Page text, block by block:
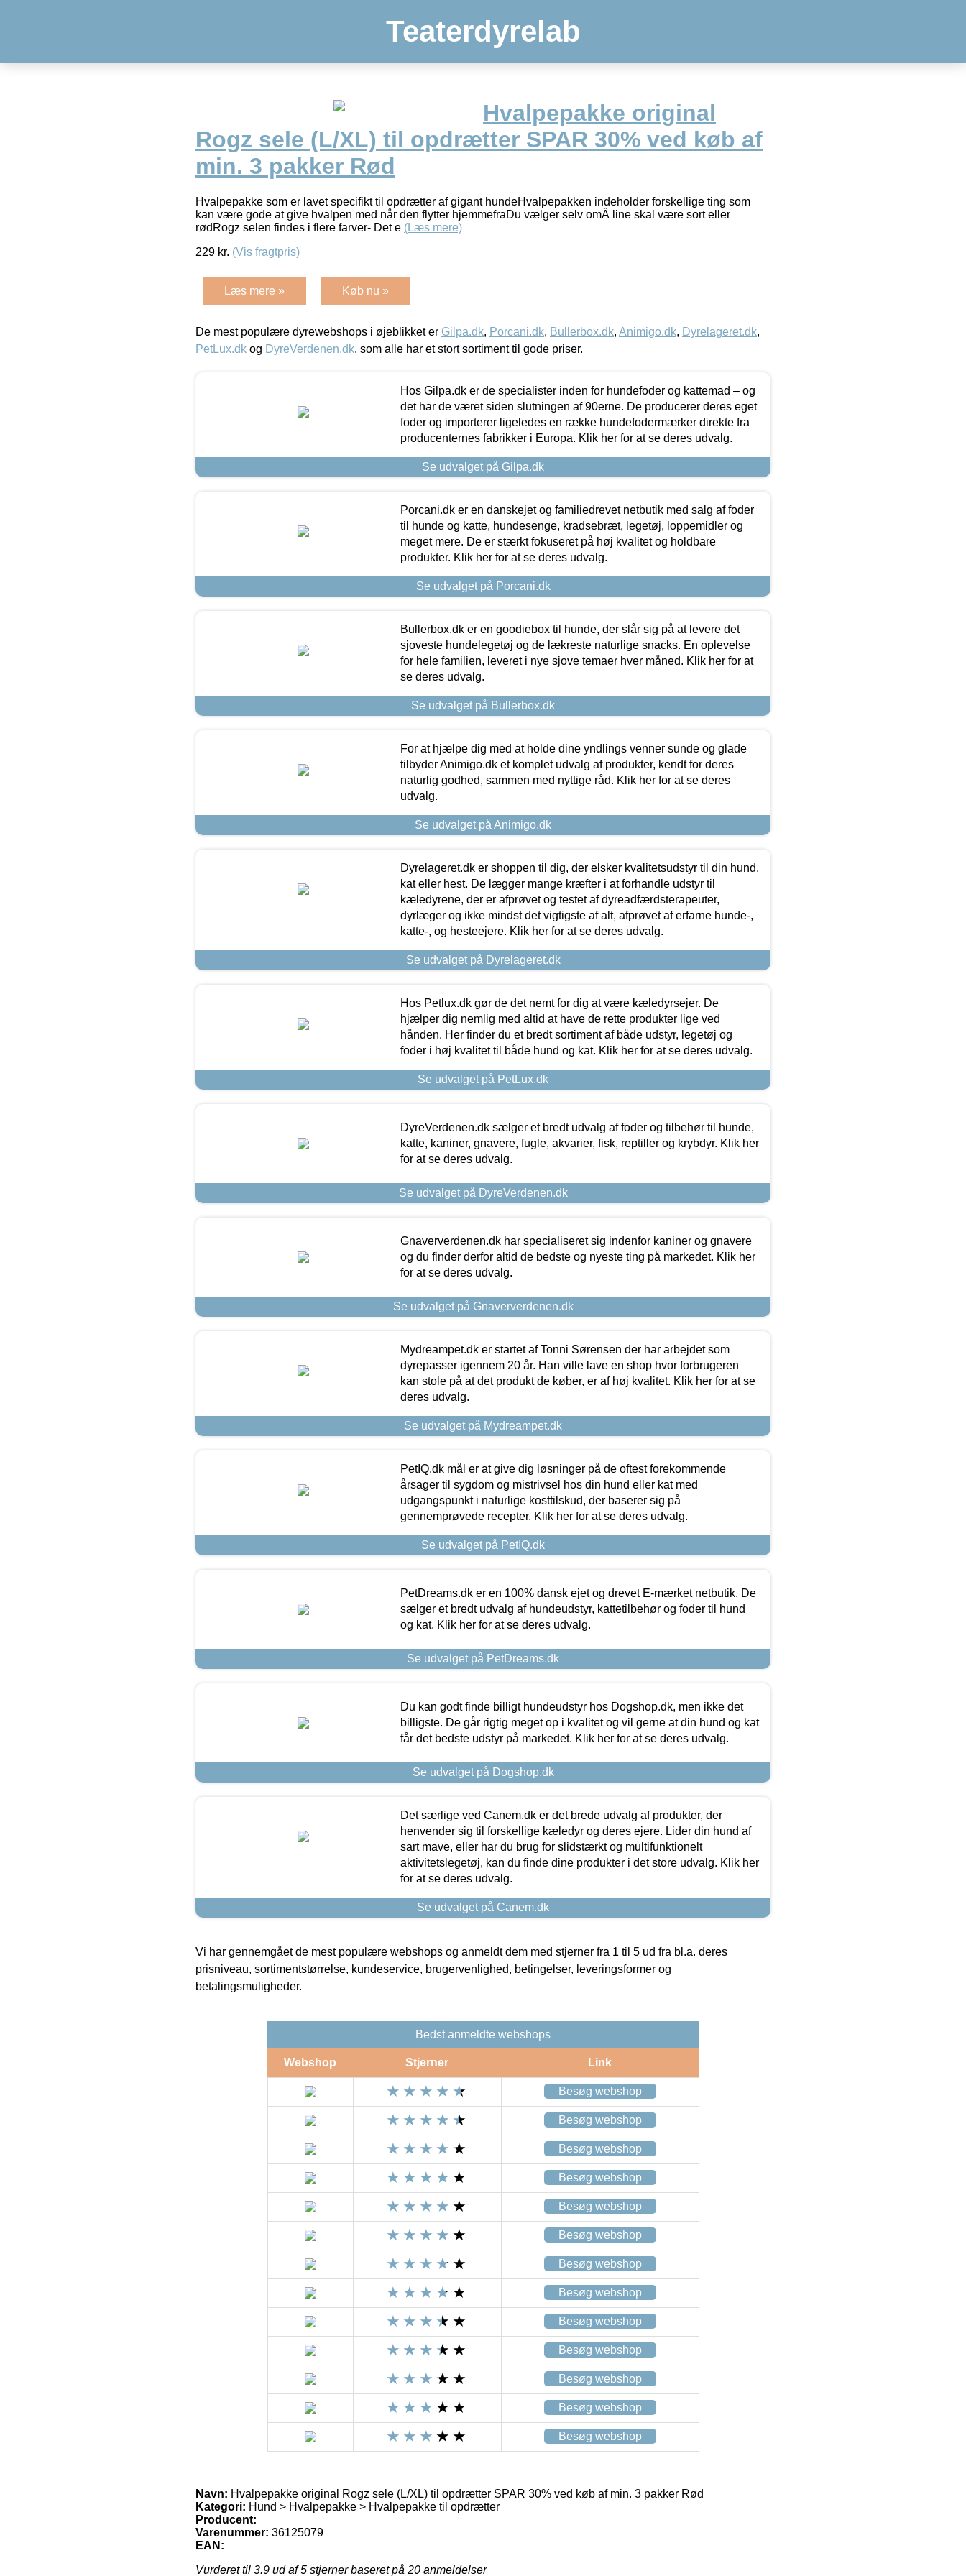
Teaterdyrelab
Hvalpepakke original
Rogz sele (L/XL) til opdrætter SPAR 30% ved køb af
min. 3 pakker Rød
Hvalpepakke som er lavet specifikt til opdrætter af gigant hundeHvalpepakken indeholder forskellige ting som
kan være gode at give hvalpen med når den flytter hjemmefraDu vælger selv omÂ line skal være sort eller
rødRogz selen findes i flere farver- Det e (Læs mere)
229 kr. (Vis fragtpris)
Læs mere » Køb nu »
De mest populære dyrewebshops i øjeblikket er Gilpa.dk, Porcani.dk, Bullerbox.dk, Animigo.dk, Dyrelageret.dk,
PetLux.dk og DyreVerdenen.dk, som alle har et stort sortiment til gode priser.
Hos Gilpa.dk er de specialister inden for hundefoder og kattemad – og
det har de været siden slutningen af 90erne. De producerer deres eget
foder og importerer ligeledes en række hundefodermærker direkte fra
producenternes fabrikker i Europa. Klik her for at se deres udvalg.
Se udvalget på Gilpa.dk
Porcani.dk er en danskejet og familiedrevet netbutik med salg af foder
til hunde og katte, hundesenge, kradsebræt, legetøj, loppemidler og
meget mere. De er stærkt fokuseret på høj kvalitet og holdbare
produkter. Klik her for at se deres udvalg.
Se udvalget på Porcani.dk
Bullerbox.dk er en goodiebox til hunde, der slår sig på at levere det
sjoveste hundelegetøj og de lækreste naturlige snacks. En oplevelse
for hele familien, leveret i nye sjove temaer hver måned. Klik her for at
se deres udvalg.
Se udvalget på Bullerbox.dk
For at hjælpe dig med at holde dine yndlings venner sunde og glade
tilbyder Animigo.dk et komplet udvalg af produkter, kendt for deres
naturlig godhed, sammen med nyttige råd. Klik her for at se deres
udvalg.
Se udvalget på Animigo.dk
Dyrelageret.dk er shoppen til dig, der elsker kvalitetsudstyr til din hund,
kat eller hest. De lægger mange kræfter i at forhandle udstyr til
kæledyrene, der er afprøvet og testet af dyreadfærdsterapeuter,
dyrlæger og ikke mindst det vigtigste af alt, afprøvet af erfarne hunde-,
katte-, og hesteejere. Klik her for at se deres udvalg.
Se udvalget på Dyrelageret.dk
Hos Petlux.dk gør de det nemt for dig at være kæledyrsejer. De
hjælper dig nemlig med altid at have de rette produkter lige ved
hånden. Her finder du et bredt sortiment af både udstyr, legetøj og
foder i høj kvalitet til både hund og kat. Klik her for at se deres udvalg.
Se udvalget på PetLux.dk
DyreVerdenen.dk sælger et bredt udvalg af foder og tilbehør til hunde,
katte, kaniner, gnavere, fugle, akvarier, fisk, reptiller og krybdyr. Klik her
for at se deres udvalg.
Se udvalget på DyreVerdenen.dk
Gnaververdenen.dk har specialiseret sig indenfor kaniner og gnavere
og du finder derfor altid de bedste og nyeste ting på markedet. Klik her
for at se deres udvalg.
Se udvalget på Gnaververdenen.dk
Mydreampet.dk er startet af Tonni Sørensen der har arbejdet som
dyrepasser igennem 20 år. Han ville lave en shop hvor forbrugeren
kan stole på at det produkt de køber, er af høj kvalitet. Klik her for at se
deres udvalg.
Se udvalget på Mydreampet.dk
PetIQ.dk mål er at give dig løsninger på de oftest forekommende
årsager til sygdom og mistrivsel hos din hund eller kat med
udgangspunkt i naturlige kosttilskud, der baserer sig på
gennemprøvede recepter. Klik her for at se deres udvalg.
Se udvalget på PetIQ.dk
PetDreams.dk er en 100% dansk ejet og drevet E-mærket netbutik. De
sælger et bredt udvalg af hundeudstyr, kattetilbehør og foder til hund
og kat. Klik her for at se deres udvalg.
Se udvalget på PetDreams.dk
Du kan godt finde billigt hundeudstyr hos Dogshop.dk, men ikke det
billigste. De går rigtig meget op i kvalitet og vil gerne at din hund og kat
får det bedste udstyr på markedet. Klik her for at se deres udvalg.
Se udvalget på Dogshop.dk
Det særlige ved Canem.dk er det brede udvalg af produkter, der
henvender sig til forskellige kæledyr og deres ejere. Lider din hund af
sart mave, eller har du brug for slidstærkt og multifunktionelt
aktivitetslegetøj, kan du finde dine produkter i det store udvalg. Klik her
for at se deres udvalg.
Se udvalget på Canem.dk
Vi har gennemgået de mest populære webshops og anmeldt dem med stjerner fra 1 til 5 ud fra bl.a. deres
prisniveau, sortimentstørrelse, kundeservice, brugervenlighed, betingelser, leveringsformer og
betalingsmuligheder.
Bedst anmeldte webshops
Webshop Stjerner Link
Besøg webshop
Besøg webshop
Besøg webshop
Besøg webshop
Besøg webshop
Besøg webshop
Besøg webshop
Besøg webshop
Besøg webshop
Besøg webshop
Besøg webshop
Besøg webshop
Besøg webshop
Navn: Hvalpepakke original Rogz sele (L/XL) til opdrætter SPAR 30% ved køb af min. 3 pakker Rød
Kategori: Hund > Hvalpepakke > Hvalpepakke til opdrætter
Producent:
Varenummer: 36125079
EAN:
Vurderet til 3.9 ud af 5 stjerner baseret på 20 anmeldelser